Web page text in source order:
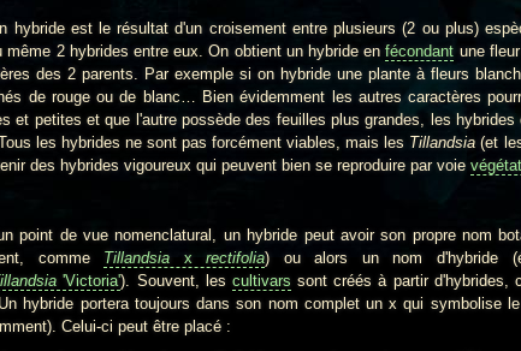
est le résultat d'un croisement entre plusieurs (2 ou plus)
même 2 hybrides entre eux. On obtient un hybride enfécondant une
des 2 parents. Par exemple si on hybride une plante à fleurs
de rouge ou de blanc… Bien évidemment les autres caractères
et petites et que l'autre possède des feuilles plus grandes, les
les hybrides ne sont pas forcément viables, mais les Tillandsia (et
des hybrides vigoureux qui peuvent bien se reproduire par voie
de vue nomenclatural, un hybride peut avoir son propre nom
comme Tillandsia xrectifolia) ou alors un nom d'hybride
'Victoria'). Souvent, les cultivars sont créés à partir d'hybrides,
hybride portera toujours dans son nom complet un x qui
Celui-ci peut être placé :